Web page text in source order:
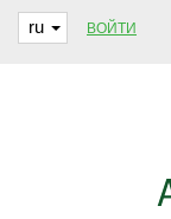
ru ВОЙТИ